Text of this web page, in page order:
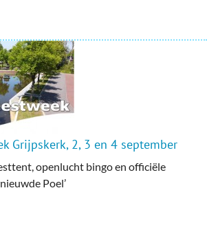
Grijpskerk, 2, 3 en 4 september
openlucht bingo en officiële
Poel’